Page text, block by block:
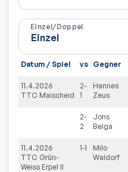
Einzel/Doppel
Datum / Spiel vs Gegner
11.4.2026
TTC Maischeid
2-
1
Hannes
Zeus
2-
2
Jons
Belga
11.4.2026
TTC Grün-
Weiss Erpel II
1-1
Milo
Waldorf